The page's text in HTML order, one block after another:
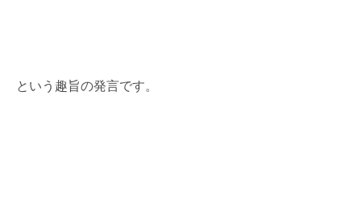
という趣旨の発言です。